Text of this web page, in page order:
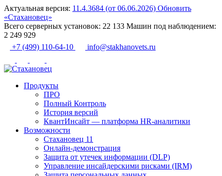
Актуальная версия: 11.4.3684 (от 06.06.2026) Обновить
«Стахановец»
Всего серверных установок: 22 133 Машин под наблюдением:
2 249 929
+7 (499) 110-64-10
info@stakhanovets.ru
Продукты
ПРО
Полный Контроль
История версий
КвантИнсайт — платформа HR-аналитики
Возможности
Стахановец 11
Онлайн-демонстрация
Защита от утечек информации (DLP)
Управление инсайдерскими рисками (IRM)